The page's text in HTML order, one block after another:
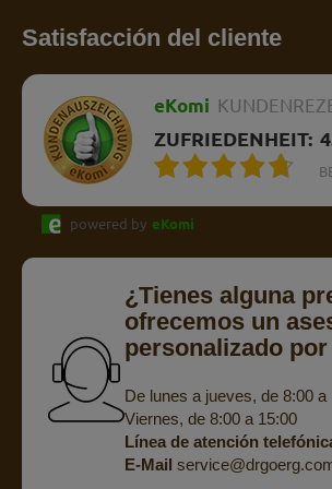
Satisfacción del cliente
eKomi
ZUFRIEDENHEIT:
powered by eKomi
¿Tienes alguna
ofrecemos un
personalizado
De lunes a jueves, de 8:00 a
Viernes, de 8:00 a 15:00
Línea de atención
E-Mail